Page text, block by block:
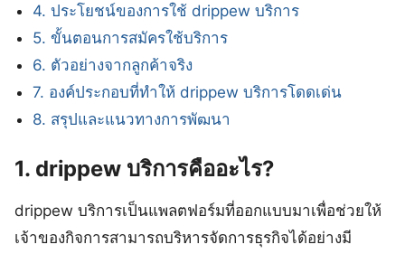
4. ประโยชน์ของการใช้ drippew บริการ
5. ขั้นตอนการสมัครใช้บริการ
6. ตัวอย่างจากลูกค้าจริง
7. องค์ประกอบที่ทำให้ drippew บริการโดดเด่น
8. สรุปและแนวทางการพัฒนา
1. drippew บริการคืออะไร?
drippew บริการเป็นแพลตฟอร์มที่ออกแบบมาเพื่อช่วยให้
เจ้าของกิจการสามารถบริหารจัดการธุรกิจได้อย่างมี